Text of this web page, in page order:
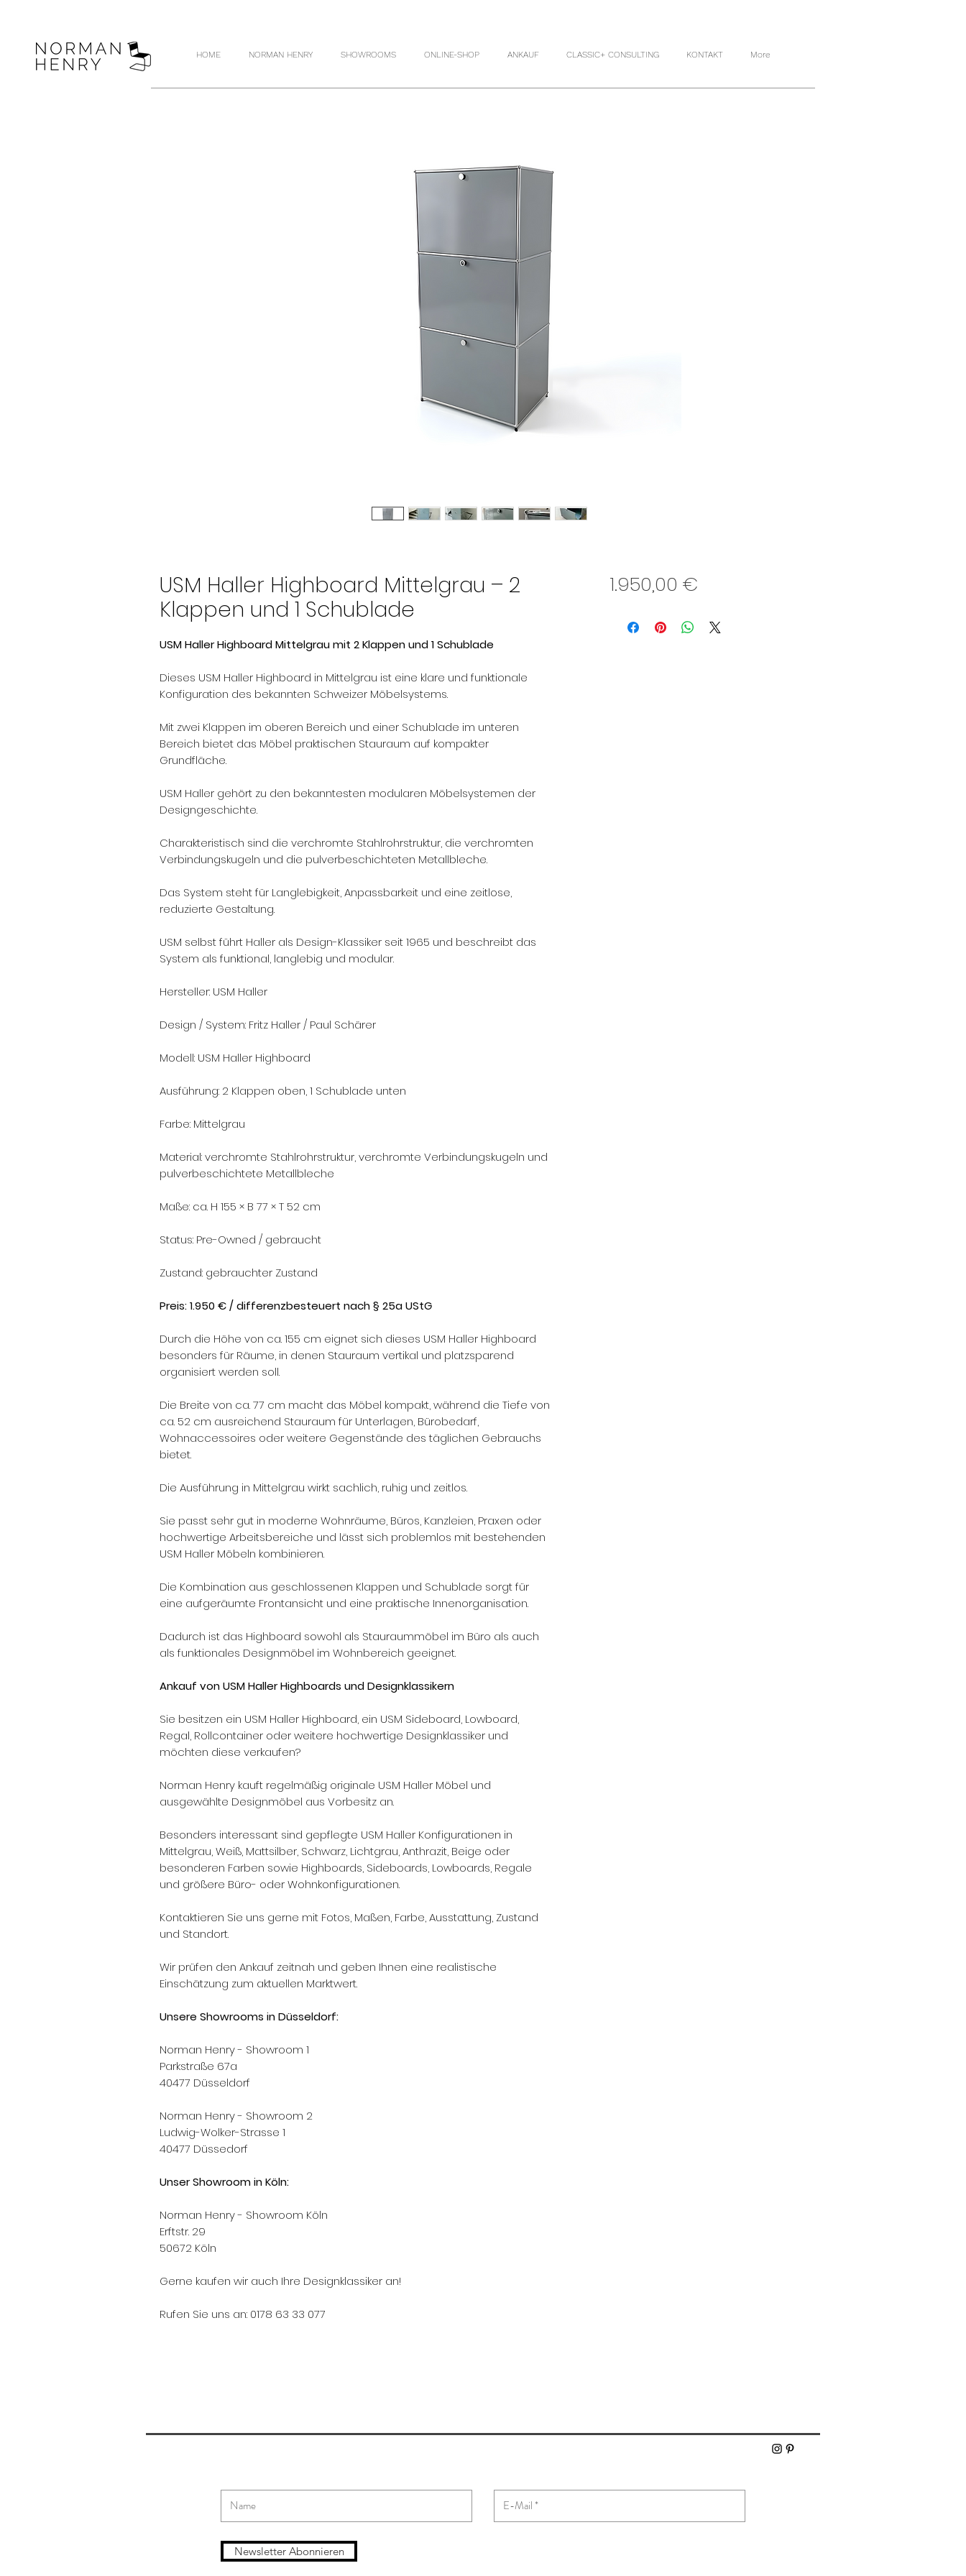
HOME NORMAN HENRY SHOWROOMS ONLINE-SHOP ANKAUF CLASSIC+ CONSULTING KONTAKT More
USM Haller Highboard Mittelgrau – 2
Klappen und 1 Schublade
USM Haller Highboard Mittelgrau mit 2 Klappen und 1 Schublade
Dieses USM Haller Highboard in Mittelgrau ist eine klare und funktionale
Konfiguration des bekannten Schweizer Möbelsystems.
Mit zwei Klappen im oberen Bereich und einer Schublade im unteren
Bereich bietet das Möbel praktischen Stauraum auf kompakter
Grundfläche.
USM Haller gehört zu den bekanntesten modularen Möbelsystemen der
Designgeschichte.
Charakteristisch sind die verchromte Stahlrohrstruktur, die verchromten
Verbindungskugeln und die pulverbeschichteten Metallbleche.
Das System steht für Langlebigkeit, Anpassbarkeit und eine zeitlose,
reduzierte Gestaltung.
USM selbst führt Haller als Design-Klassiker seit 1965 und beschreibt das
System als funktional, langlebig und modular.
Hersteller: USM Haller
Design / System: Fritz Haller / Paul Schärer
Modell: USM Haller Highboard
Ausführung: 2 Klappen oben, 1 Schublade unten
Farbe: Mittelgrau
Material: verchromte Stahlrohrstruktur, verchromte Verbindungskugeln und
pulverbeschichtete Metallbleche
Maße: ca. H 155 × B 77 × T 52 cm
Status: Pre-Owned / gebraucht
Zustand: gebrauchter Zustand
Preis: 1.950 € / differenzbesteuert nach § 25a UStG
Durch die Höhe von ca. 155 cm eignet sich dieses USM Haller Highboard
besonders für Räume, in denen Stauraum vertikal und platzsparend
organisiert werden soll.
Die Breite von ca. 77 cm macht das Möbel kompakt, während die Tiefe von
ca. 52 cm ausreichend Stauraum für Unterlagen, Bürobedarf,
Wohnaccessoires oder weitere Gegenstände des täglichen Gebrauchs
bietet.
Die Ausführung in Mittelgrau wirkt sachlich, ruhig und zeitlos.
Sie passt sehr gut in moderne Wohnräume, Büros, Kanzleien, Praxen oder
hochwertige Arbeitsbereiche und lässt sich problemlos mit bestehenden
USM Haller Möbeln kombinieren.
Die Kombination aus geschlossenen Klappen und Schublade sorgt für
eine aufgeräumte Frontansicht und eine praktische Innenorganisation.
Dadurch ist das Highboard sowohl als Stauraummöbel im Büro als auch
als funktionales Designmöbel im Wohnbereich geeignet.
Ankauf von USM Haller Highboards und Designklassikern
Sie besitzen ein USM Haller Highboard, ein USM Sideboard, Lowboard,
Regal, Rollcontainer oder weitere hochwertige Designklassiker und
möchten diese verkaufen?
Norman Henry kauft regelmäßig originale USM Haller Möbel und
ausgewählte Designmöbel aus Vorbesitz an.
Besonders interessant sind gepflegte USM Haller Konfigurationen in
Mittelgrau, Weiß, Mattsilber, Schwarz, Lichtgrau, Anthrazit, Beige oder
besonderen Farben sowie Highboards, Sideboards, Lowboards, Regale
und größere Büro- oder Wohnkonfigurationen.
Kontaktieren Sie uns gerne mit Fotos, Maßen, Farbe, Ausstattung, Zustand
und Standort.
Wir prüfen den Ankauf zeitnah und geben Ihnen eine realistische
Einschätzung zum aktuellen Marktwert.
Unsere Showrooms in Düsseldorf:
Norman Henry - Showroom 1
Parkstraße 67a
40477 Düsseldorf
Norman Henry - Showroom 2
Ludwig-Wolker-Strasse 1
40477 Düssedorf
Unser Showroom in Köln:
Norman Henry - Showroom Köln
Erftstr. 29
50672 Köln
Gerne kaufen wir auch Ihre Designklassiker an!
Rufen Sie uns an: 0178 63 33 077
1.950,00 €Preis
Newsletter Abonnieren